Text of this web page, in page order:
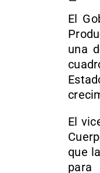
El
una
El
que
para